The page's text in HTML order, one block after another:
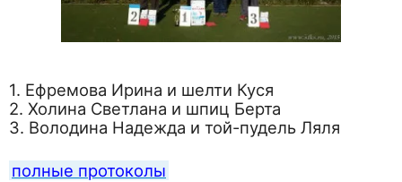
1. Ефремова Ирина и шелти Куся
2. Холина Светлана и шпиц Берта
3. Володина Надежда и той-пудель Ляля
полные протоколы